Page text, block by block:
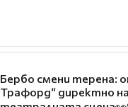
Бербо смени терена:
Трафорд“ директно на